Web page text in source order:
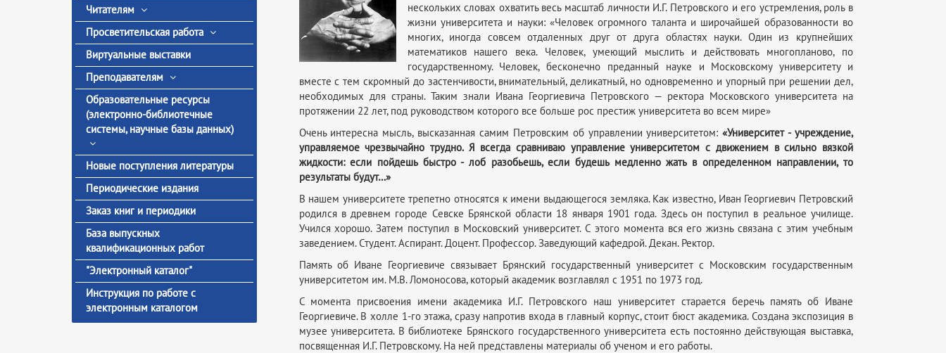
Читателям
Просветительская работа
Виртуальные выставки
Преподавателям
Образовательные ресурсы
(электронно-библиотечные
системы, научные базы данных)
Новые поступления литературы
Периодические издания
Заказ книг и периодики
База выпускных
квалификационных работ
"Электронный каталог"
Инструкция по работе с
электронным каталогом
нескольких словах охватить весь масштаб личности И.Г. Петровского и его устремления, роль в
жизни университета и науки: «Человек огромного таланта и широчайшей образованности во
многих, иногда совсем отдаленных друг от друга областях науки. Один из крупнейших
математиков нашего века. Человек, умеющий мыслить и действовать многопланово, по
государственному. Человек, бесконечно преданный науке и Московскому университету и
вместе с тем скромный до застенчивости, внимательный, деликатный, но одновременно и упорный при решении дел,
необходимых для страны. Таким знали Ивана Георгиевича Петровского — ректора Московского университета на
протяжении 22 лет, под руководством которого все больше рос престиж университета во всем мире»
Очень интересна мысль, высказанная самим Петровским об управлении университетом:«Университет - учреждение,
управляемое чрезвычайно трудно. Я всегда сравниваю управление университетом с движением в сильно вязкой
жидкости: если пойдешь быстро - лоб разобьешь, если будешь медленно жать в определенном направлении, то
результаты будут…»
В нашем университете трепетно относятся к имени выдающегося земляка. Как известно, Иван Георгиевич Петровский
родился в древнем городе Севске Брянской области 18 января 1901 года. Здесь он поступил в реальное училище.
Учился хорошо. Затем поступил в Московский университет. С этого момента вся его жизнь связана с этим учебным
заведением. Студент. Аспирант. Доцент. Профессор. Заведующий кафедрой. Декан. Ректор.
Память об Иване Георгиевиче связывает Брянский государственный университет с Московским государственным
университетом им. М.В. Ломоносова, который академик возглавлял с 1951 по 1973 год.
С момента присвоения имени академика И.Г. Петровского наш университет старается беречь память об Иване
Георгиевиче. В холле 1-го этажа, сразу напротив входа в главный корпус, стоит бюст академика. Создана экспозиция в
музее университета. В библиотеке Брянского государственного университета есть постоянно действующая выставка,
посвященная И.Г. Петровскому. На ней представлены материалы об ученом и его работы.